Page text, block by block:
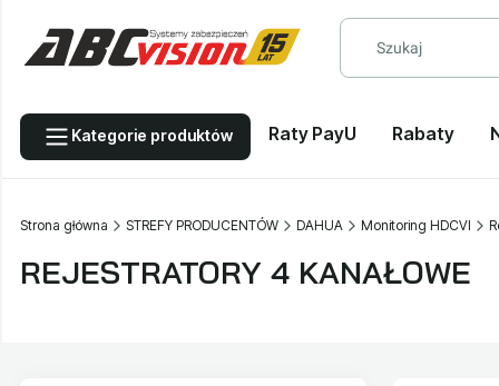
Kategorie produktów Raty PayU Rabaty
Strona główna STREFY PRODUCENTÓW DAHUA Monitoring HDCVI
REJESTRATORY 4 KANAŁOWE